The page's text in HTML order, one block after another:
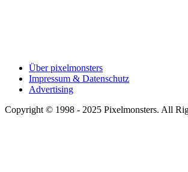
Über pixelmonsters
Impressum & Datenschutz
Advertising
Copyright © 1998 - 2025 Pixelmonsters. All